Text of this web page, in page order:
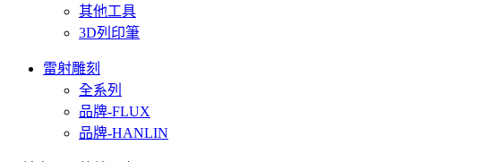
其他工具
3D列印筆
雷射雕刻
全系列
品牌-FLUX
品牌-HANLIN